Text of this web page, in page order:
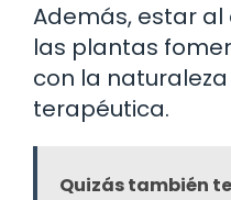
Además, estar al
las plantas
con la
terapéutica.
Quizás también